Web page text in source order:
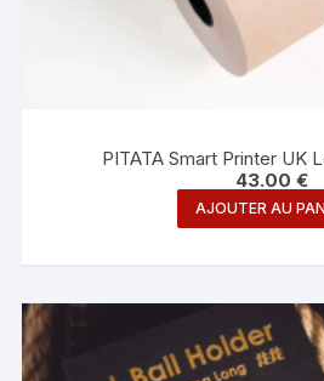
PITATA Smart Printer UK
43.00 €
AJOUTER AU